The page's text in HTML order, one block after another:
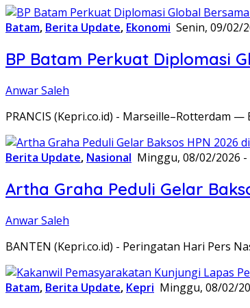
Batam, Berita Update, Ekonomi Senin, 09/02/
BP Batam Perkuat Diplomasi
Anwar Saleh
PRANCIS (Kepri.co.id) - Marseille–Rotterdam
Berita Update, Nasional Minggu, 08/02/2026 -
Artha Graha Peduli Gelar
Anwar Saleh
BANTEN (Kepri.co.id) - Peringatan Hari Pers
Batam, Berita Update, Kepri Minggu, 08/02/